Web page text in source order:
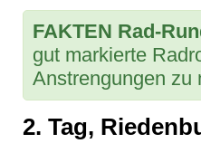
FAKTEN Rad-
gut markierte
Anstrengungen zu
2. Tag,